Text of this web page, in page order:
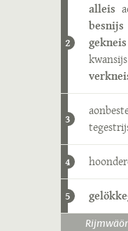
2
alleis
besnijs
gekneis
kwansijs
3
4
5